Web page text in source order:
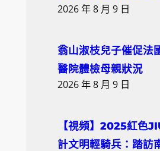
2026 年 8 月 9 日
翁山淑枝兒子催促法
醫院體檢母親狀況
2026 年 8 月 9 日
【視頻】2025紅色
計文明輕騎兵：踏訪